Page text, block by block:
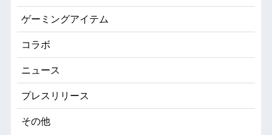
ゲーミングアイテム
コラボ
ニュース
プレスリリース
その他